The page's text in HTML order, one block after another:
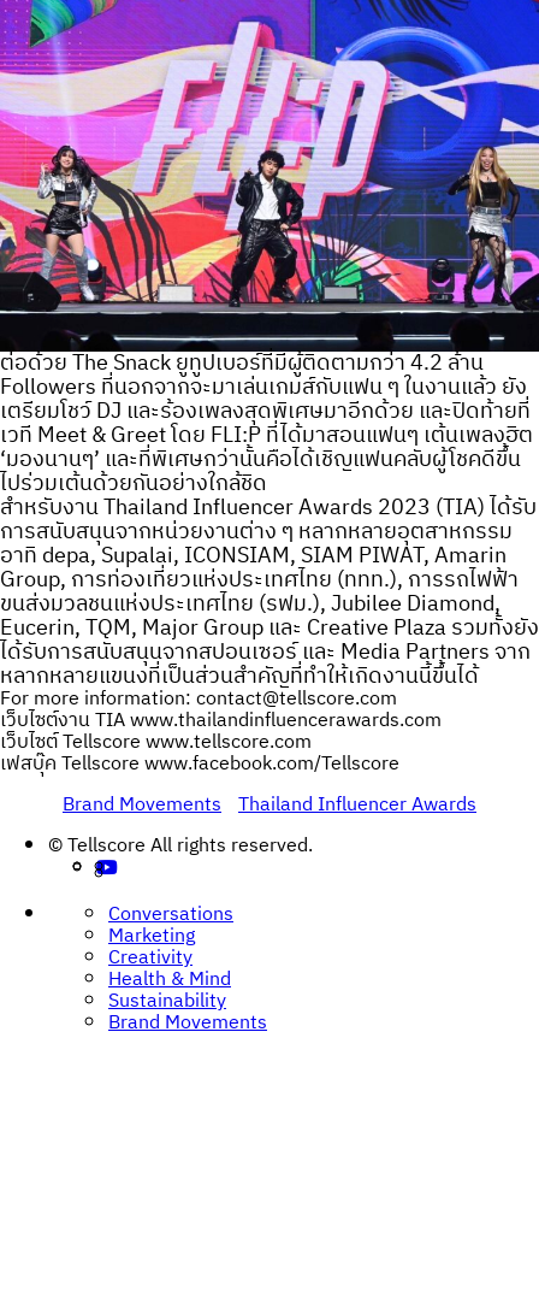
ต่อด้วย The Snack ยูทูปเบอร์ที่มีผู้ติดตามกว่า 4.2 ล้าน
Followers ที่นอกจากจะมาเล่นเกมส์กับแฟน ๆ ในงานแล้ว ยัง
เตรียมโชว์ DJ และร้องเพลงสุดพิเศษมาอีกด้วย และปิดท้ายที่
เวที Meet & Greet โดย FLI:P ที่ได้มาสอนแฟนๆ เต้นเพลงฮิต
‘มองนานๆ’ และที่พิเศษกว่านั้นคือได้เชิญแฟนคลับผู้โชคดีขึ้น
ไปร่วมเต้นด้วยกันอย่างใกล้ชิด
สำหรับงาน Thailand Influencer Awards 2023 (TIA) ได้รับ
การสนับสนุนจากหน่วยงานต่าง ๆ หลากหลายอุตสาหกรรม
อาทิ depa, Supalai, ICONSIAM, SIAM PIWAT, Amarin
Group, การท่องเที่ยวแห่งประเทศไทย (ททท.), การรถไฟฟ้า
ขนส่งมวลชนแห่งประเทศไทย (รฟม.), Jubilee Diamond,
Eucerin, TQM, Major Group และ Creative Plaza รวมทั้งยัง
ได้รับการสนับสนุนจากสปอนเซอร์ และ Media Partners จาก
หลากหลายแขนงที่เป็นส่วนสำคัญที่ทำให้เกิดงานนี้ขึ้นได้
For more information: contact@tellscore.com
เว็บไซต์งาน TIA www.thailandinfluencerawards.com
เว็บไซต์ Tellscore www.tellscore.com
เฟสบุ๊ค Tellscore www.facebook.com/Tellscore
Brand Movements Thailand Influencer Awards
Post
navigation
© Tellscore All rights reserved.
Conversations
Marketing
Creativity
Health & Mind
Sustainability
Brand Movements